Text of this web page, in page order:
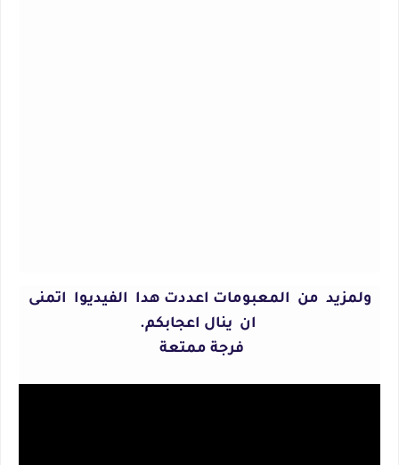
ولمزيد من المعبومات اعددت هدا الفيديوا اتمنى
ان ينال اعجابكم.
فرجة ممتعة